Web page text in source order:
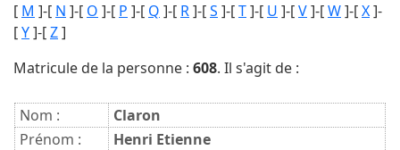
[ M ]-[ N ]-[ O ]-[ P ]-[ Q ]-[ R]-[S ]-[T]-[ U ]-[V]-[W]-[X]-
[Y]-[Z]
Matricule de la personne : 608. Il s'agit de :
Nom :
Claron
Prénom :
Henri Etienne